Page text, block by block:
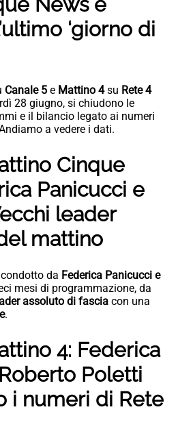
‘giorno di
Canale 5 e Mattino 4su Rete 4
28 giugno, si chiudono le
e il bilancio legato ai numeri
a vedere i dati.
Cinque
Panicucci e
leader
mattino
condotto da Federica Panicucci e
mesi di programmazione, da
assoluto di fascia con una
.
4: Federica
Poletti
i numeri di Rete